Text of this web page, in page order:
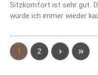
Sitzkomfort ist sehr gut.
würde ich immer wieder
Page
1 Page
2